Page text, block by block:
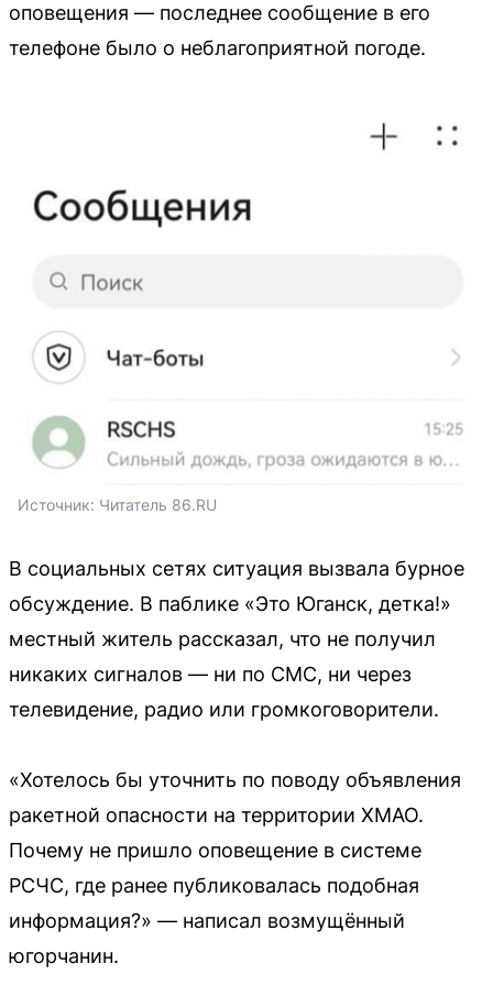
оповещения — последнее сообщение в его
телефоне было о неблагоприятной погоде.
Источник: Читатель 86.RU
В социальных сетях ситуация вызвала бурное
обсуждение. В паблике «Это Юганск, детка!»
местный житель рассказал, что не получил
никаких сигналов — ни по СМС, ни через
телевидение, радио или громкоговорители.
«Хотелось бы уточнить по поводу объявления
ракетной опасности на территории ХМАО.
Почему не пришло оповещение в системе
РСЧС, где ранее публиковалась подобная
информация?» — написал возмущённый
югорчанин.